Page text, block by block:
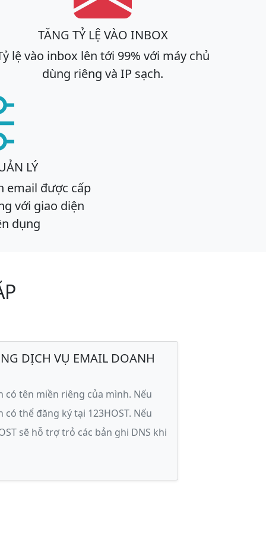
TĂNG TỶ LỆ VÀO INBOX
lệ vào inbox lên tới 99% với máy chủ
dùng riêng và IP sạch.
LÝ
email được cấp
với giao diện
dụng
DỊCH VỤ EMAIL DOANH
có tên miền riêng của mình. Nếu
thể đăng ký tại 123HOST. Nếu
sẽ hỗ trợ trỏ các bản ghi DNS khi